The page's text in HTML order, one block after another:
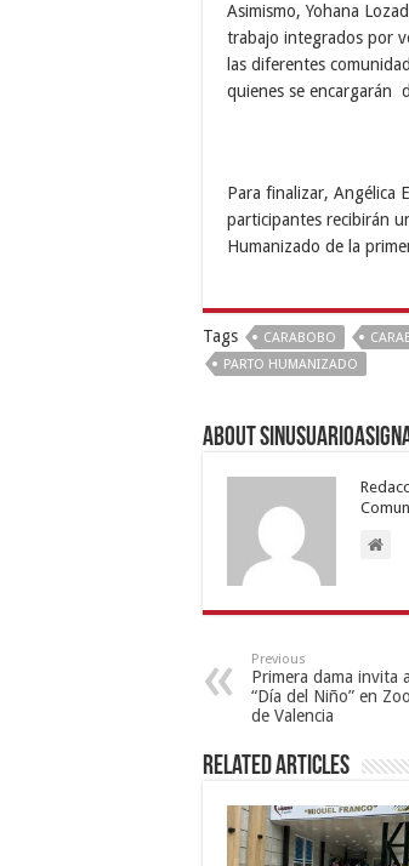
Asimismo, Yohana
trabajo integrados por
las diferentes
quienes se encargarán
Para finalizar, Angélica
participantes recibirán
Humanizado de la
Tags CARABOBO
PARTO HUMANIZADO
About
Previous
Primera dama invita
“Día del Niño” en
de Valencia
Related Articles